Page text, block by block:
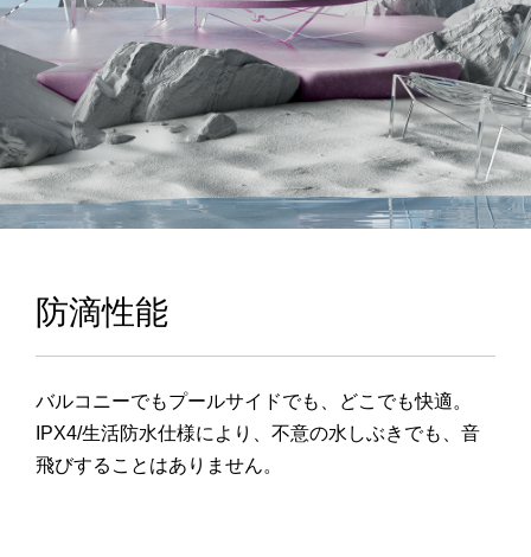
防滴性能
バルコニーでもプールサイドでも、どこでも快適。
IPX4/生活防水仕様により、不意の水しぶきでも、音
飛びすることはありません。